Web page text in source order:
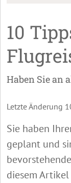
10
Haben Sie an
Letzte Änderung
Sie haben
geplant und
diesem